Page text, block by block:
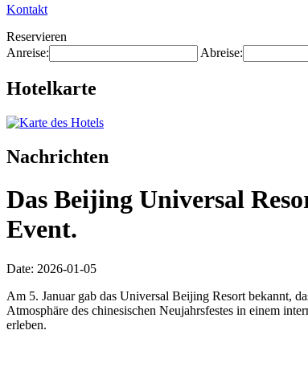
Kontakt
Reservieren
Anreise:
Abreise:
Hotelkarte
Nachrichten
Das Beijing Universal
Event.
Date: 2026-01-05
Am 5. Januar gab das Universal Beijing Resort bekannt,
Atmosphäre des chinesischen Neujahrsfestes in einem
erleben.